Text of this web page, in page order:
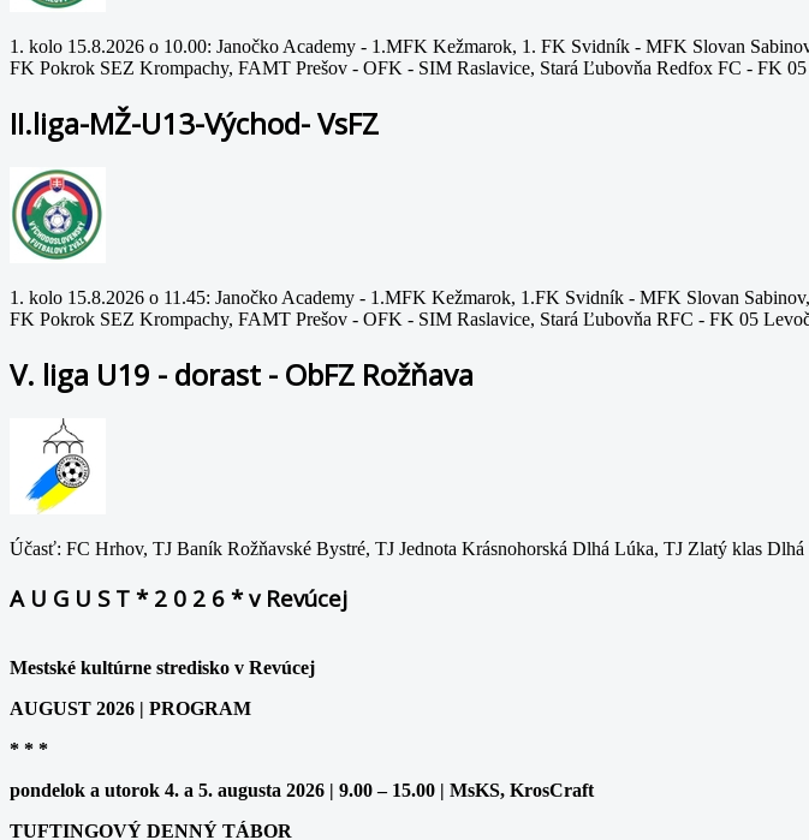
1. kolo 15.8.2026 o 10.00: Janočko Academy - 1.MFK Kežmarok, 1. FK Svidník - MFK Slovan
FK Pokrok SEZ Krompachy, FAMT Prešov - OFK - SIM Raslavice, Stará Ľubovňa Redfox FC - FK 05
II.liga-MŽ-U13-Východ- VsFZ
1. kolo 15.8.2026 o 11.45: Janočko Academy - 1.MFK Kežmarok, 1.FK Svidník - MFK Slovan
FK Pokrok SEZ Krompachy, FAMT Prešov - OFK - SIM Raslavice, Stará Ľubovňa RFC - FK 05
V. liga U19 - dorast - ObFZ Rožňava
Účasť: FC Hrhov, TJ Baník Rožňavské Bystré, TJ Jednota Krásnohorská Dlhá Lúka, TJ Zlatý klas Dlhá
A U G U S T * 2 0 2 6 * v Revúcej
Mestské kultúrne stredisko v Revúcej
AUGUST 2026 | PROGRAM
* * *
pondelok a utorok 4. a 5. augusta 2026 | 9.00 – 15.00 | MsKS, KrosCraft
TUFTINGOVÝ DENNÝ TÁBOR